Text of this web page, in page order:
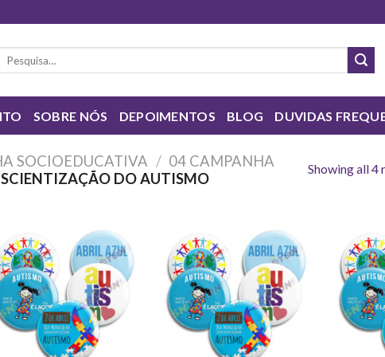
SOBRE NÓS DEPOIMENTOS BLOG DUVIDAS
SOCIOEDUCATIVA / 04 CAMPANHA
DO AUTISMO
Showing all 4